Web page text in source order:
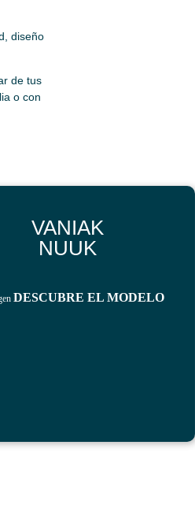
diseño
de tus
o con
VANIAK
NUUK
DESCUBRE EL MODELO